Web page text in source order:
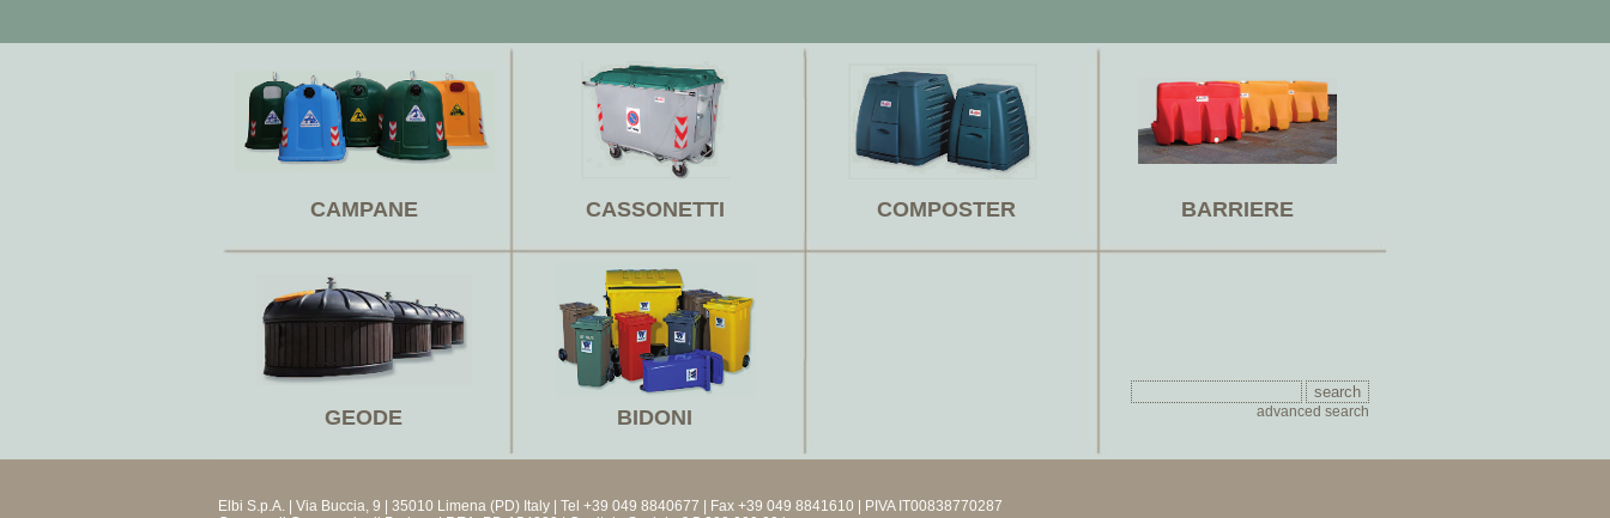
CAMPANE CASSONETTI COMPOSTER BARRIERE
GEODE BIDONI advanced search
Elbi S.p.A. | Via Buccia, 9 | 35010 Limena (PD) Italy | Tel +39 049 8840677 | Fax +39 049 8841610 | PIVA IT00838770287